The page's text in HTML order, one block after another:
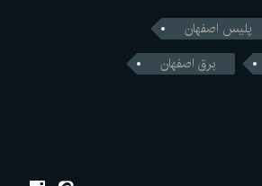
پلیس اصفهان
برق اصفهان